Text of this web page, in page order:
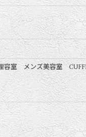
室 メンズ美容室